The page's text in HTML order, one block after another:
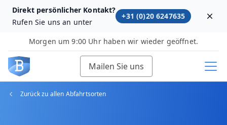
Direkt persönlicher Kontakt?
Rufen Sie uns an unter
+31 (0)20 6247635
Morgen um 9:00 Uhr haben wir wieder geöffnet.
Mailen Sie uns
Zurück zu allen Abfahrtsorten